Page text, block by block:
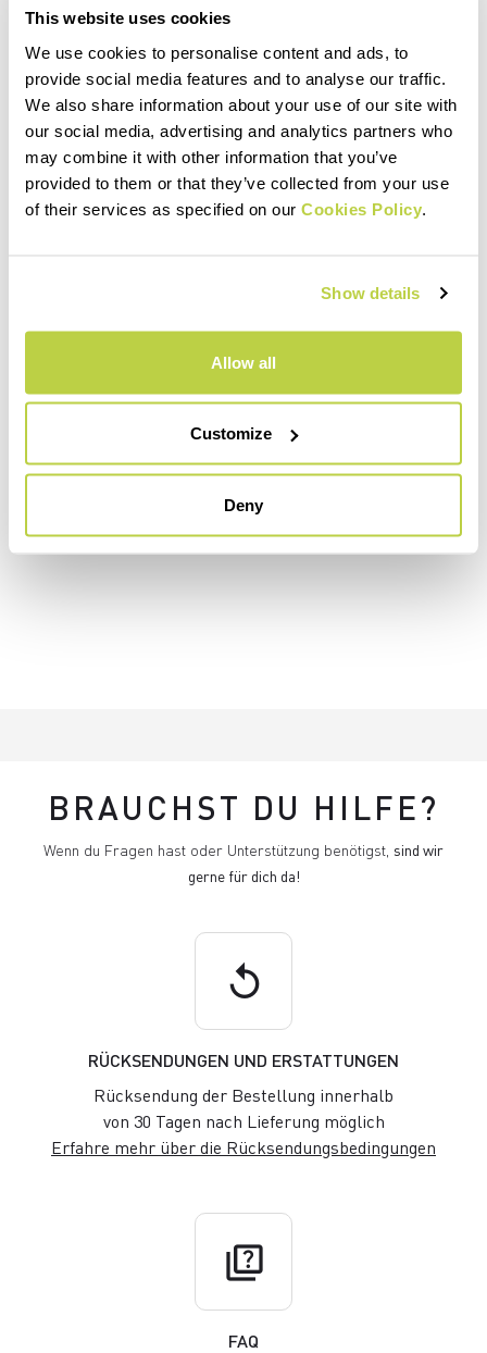
This website uses cookies
We use cookies to personalise content and ads, to
provide social media features and to analyse our traffic.
We also share information about your use of our site with
our social media, advertising and analytics partners who
may combine it with other information that you’ve
provided to them or that they’ve collected from your use
of their services as specified on our Cookies Policy
Show details
Allow all
Customize
Deny
BRAUCHST DU HILFE?
Wenn du Fragen hast oder Unterstützung benötigst, sind wir
gerne für dich da!
replay
RÜCKSENDUNGEN UND ERSTATTUNGEN
Rücksendung der Bestellung innerhalb
von 30 Tagen nach Lieferung möglich
Erfahre mehr über die Rücksendungsbedingungen
quiz
FAQ